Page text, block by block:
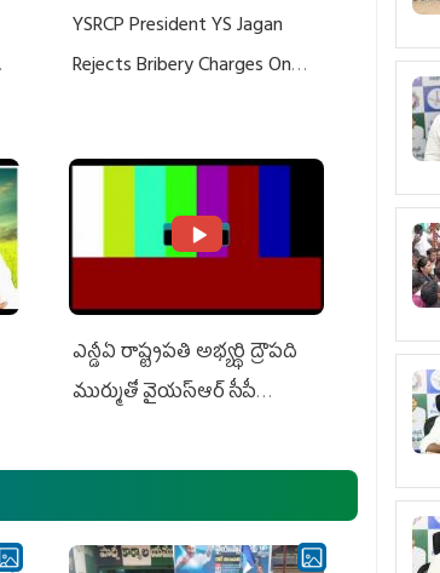
YSRCP President YS Jagan
Rejects Bribery Charges On
ఎన్డీఏ రాష్ట్ర‌ప‌తి అభ్య‌ర్థి ద్రౌప‌ది
ముర్ముతో వైయ‌స్ఆర్ సీపీ
ఎమ్మెల్యేలు, ఎంపీల స‌మావేశం